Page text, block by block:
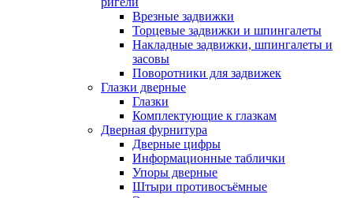
Врезные задвижки
Торцевые задвижки и шпингалеты
Накладные задвижки, шпингалеты и
засовы
Поворотники для задвижек
Глазки дверные
Глазки
Комплектующие к глазкам
Дверная фурнитура
Дверные цифры
Информационные таблички
Упоры дверные
Штыри противосъёмные